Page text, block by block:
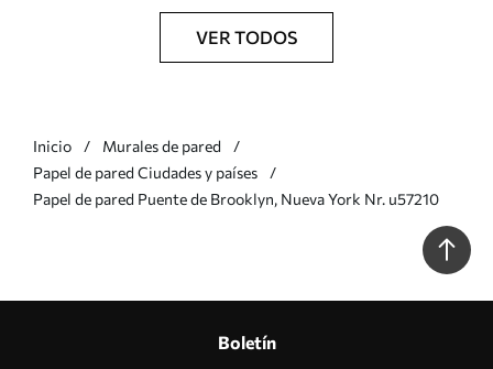
VER TODOS
Inicio
Murales de pared
Papel de pared Ciudades y países
Papel de pared Puente de Brooklyn, Nueva York Nr. u57210
Boletín